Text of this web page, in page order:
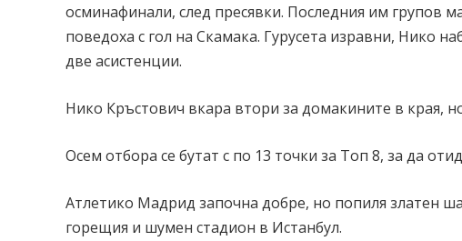
осминафинали, след пресявки. Последния им групов
поведоха с гол на Скамака. Гурусета изравни, Нико
две асистенции.
Нико Кръстович вкара втори за домакините в края,
Осем отбора се бутат с по 13 точки за Топ 8, за да
Атлетико Мадрид започна добре, но попиля златен
горещия и шумен стадион в Истанбул.